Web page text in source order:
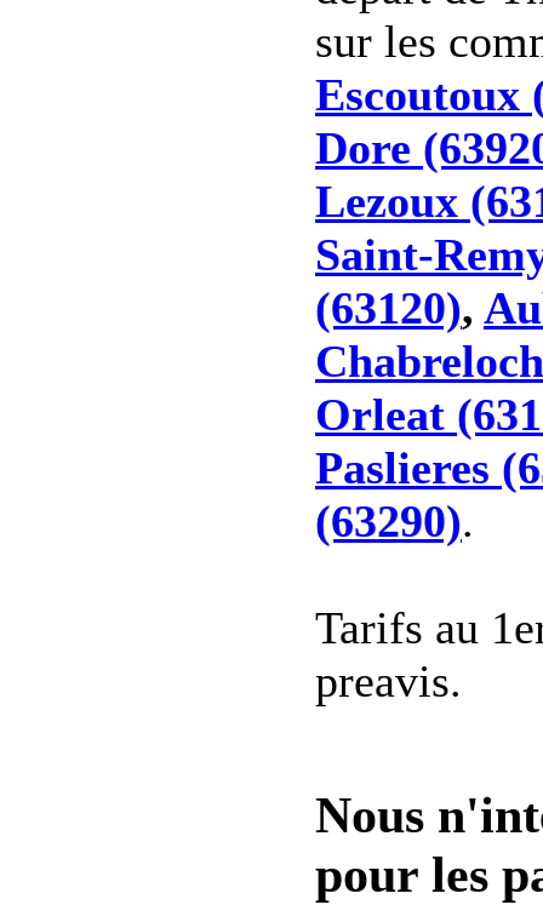
sur les
Escoutoux
Dore
Lezoux
Saint-
(63120),
Orleat
Paslieres
(63290).
Tarifs au
preavis.
Nous
pour les